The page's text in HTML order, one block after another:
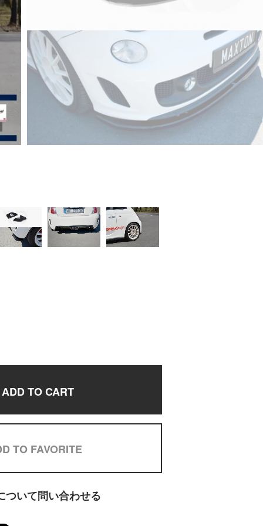
ADD TO CART
TO FAVORITE
ついて問い合わせる